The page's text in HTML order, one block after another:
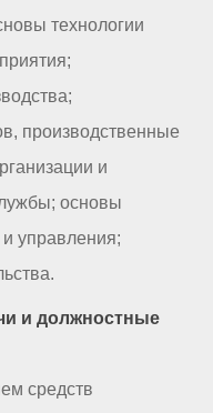
технологии
производственные
и
основы
и управления;
и должностные
средств